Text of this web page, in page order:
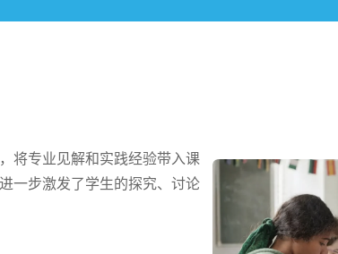
将专业见解和实践经验带入课
一步激发了学生的探究、讨论